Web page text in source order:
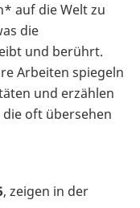
auf die Welt zu
die
und berührt.
Arbeiten spiegeln
und erzählen
oft übersehen
, zeigen in der